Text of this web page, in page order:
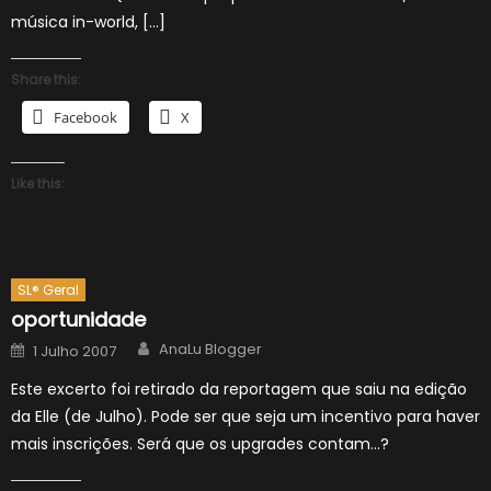
música in-world, […]
Share this:
Facebook X
Like this:
SL® Geral
oportunidade
Posted
on
1 Julho 2007 Author
AnaLu Blogger
Este excerto foi retirado da reportagem que saiu na edição
da Elle (de Julho). Pode ser que seja um incentivo para haver
mais inscrições. Será que os upgrades contam…?